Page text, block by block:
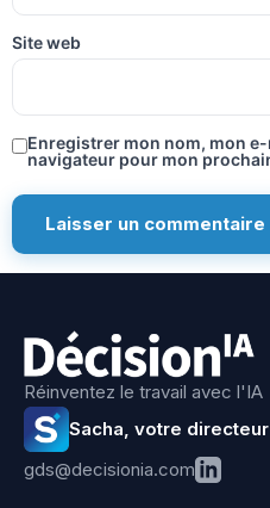
Site web
Enregistrer mon nom, mon
navigateur pour mon
Réinventez le travail avec l'IA
Sacha, votre
gds@decisionia.com